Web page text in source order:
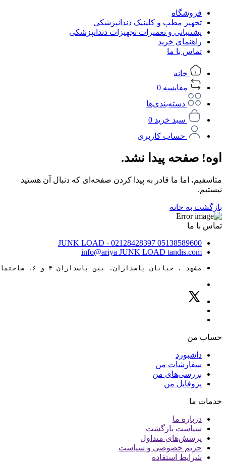
فروشگاه
تجهیز مطب و کلینیک دندانپزشکی
پشتیبانی و تعمیرات تجهیزات دندانپزشکی
راهنمای خرید
تماس با ما
خانه
مقایسه 0
دسته‌بندی‌ها
سبد خرید 0
حساب کاربری
اوه! صفحه پیدا نشد.
متاسفیم، اما ما قادر به پیدا کردن صفحه‌ای که دنبال آن هستید
نیستیم.
بازگشت به خانه
تماس با ما
05138589600
JUNK LOAD - 02128428397
info@ariya JUNK LOAD tandis.com
مشهد ، خیابان پاسداران، بین پاسداران ۴ و ۶، ساختمان ۸۸
حساب من
داشبورد
سفارشات من
بررسی‌های من
پروفایل من
خدمات ما
درباره ما
سیاست بازگشت
پرسش‌های متداول
حریم خصوصی و سیاست
شرایط استفاده